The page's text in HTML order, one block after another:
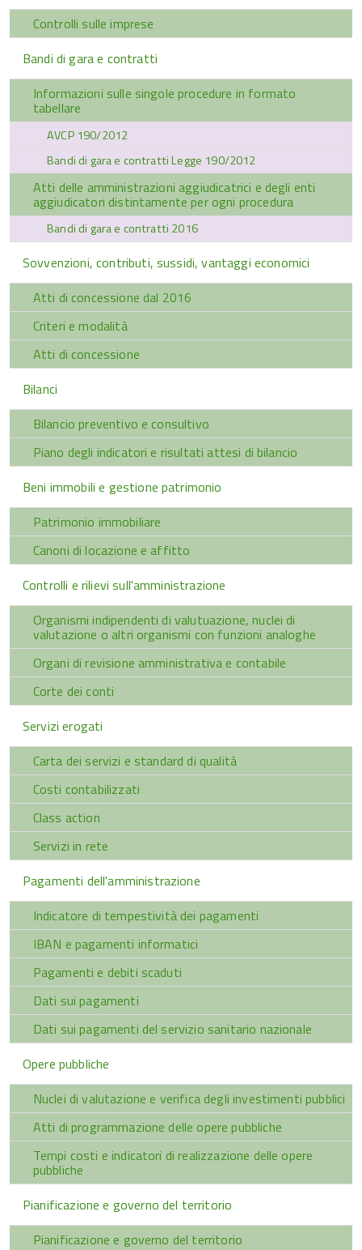
Controlli sulle imprese
Bandi di gara e contratti
Informazioni sulle singole procedure in formato
tabellare
AVCP 190/2012
Bandi di gara e contratti Legge 190/2012
Atti delle amministrazioni aggiudicatrici e degli enti
aggiudicatori distintamente per ogni procedura
Bandi di gara e contratti 2016
Sovvenzioni, contributi, sussidi, vantaggi economici
Atti di concessione dal 2016
Criteri e modalità
Atti di concessione
Bilanci
Bilancio preventivo e consultivo
Piano degli indicatori e risultati attesi di bilancio
Beni immobili e gestione patrimonio
Patrimonio immobiliare
Canoni di locazione e affitto
Controlli e rilievi sull'amministrazione
Organismi indipendenti di valutuazione, nuclei di
valutazione o altri organismi con funzioni analoghe
Organi di revisione amministrativa e contabile
Corte dei conti
Servizi erogati
Carta dei servizi e standard di qualità
Costi contabilizzati
Class action
Servizi in rete
Pagamenti dell'amministrazione
Indicatore di tempestività dei pagamenti
IBAN e pagamenti informatici
Pagamenti e debiti scaduti
Dati sui pagamenti
Dati sui pagamenti del servizio sanitario nazionale
Opere pubbliche
Nuclei di valutazione e verifica degli investimenti pubblici
Atti di programmazione delle opere pubbliche
Tempi costi e indicatori di realizzazione delle opere
pubbliche
Pianificazione e governo del territorio
Pianificazione e governo del territorio